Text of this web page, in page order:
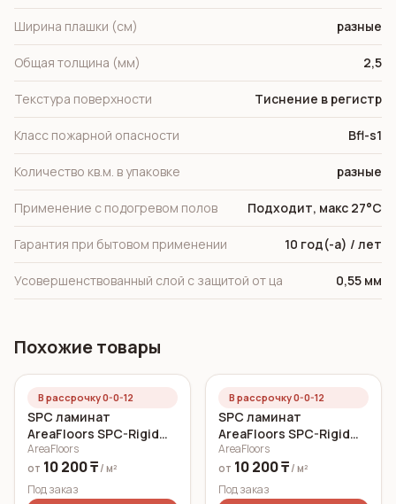
Ширина плашки (см) разные
Общая толщина (мм) 2,5
Текстура поверхности Тиснение в регистр
Класс пожарной опасности Bfl-s1
Количество кв.м. в упаковке разные
Применение с подогревом полов Подходит, макс 27°C
Гарантия при бытовом применении 10 год(-а) / лет
Усовершенствованный слой с защитой от ца 0,55 мм
Похожие товары
В рассрочку 0-0-12
SPC ламинат
AreaFloors SPC-Rigid
Click Дуб морской
750x150 6 мм
AreaFloors
от 10 200 ₸ / м²
Под заказ
В рассрочку 0-0-12
SPC ламинат
AreaFloors SPC-Rigid
Click Осенний дуб
750x150 5 мм
AreaFloors
от 10 200 ₸ / м²
Под заказ